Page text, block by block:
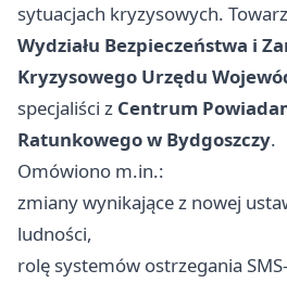
sytuacjach kryzysowych.
Wydziału Bezpieczeństwa i
Kryzysowego Urzędu
specjaliści z Centrum
Ratunkowego w Bydgoszczy.
Omówiono m.in.:
zmiany wynikające z nowej
ludności,
rolę systemów ostrzegania